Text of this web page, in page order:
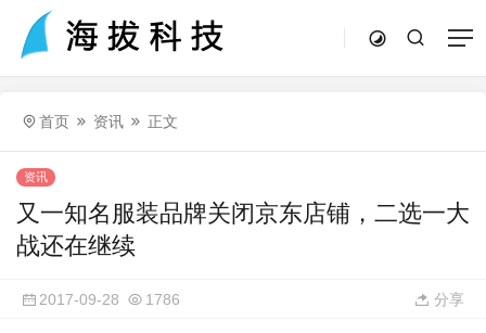
首页 资讯 正文
资讯
又一知名服装品牌关闭京东店铺，二选一大
战还在继续
2017-09-28 1786 分享